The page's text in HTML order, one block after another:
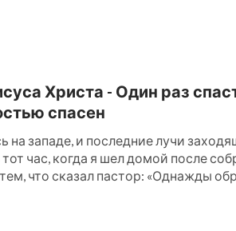
увидел семь золотых
поясом»(Откр. 1:12-13). «
как Сын Человеческий и
Овцы Мои слушаются
Христа - Один раз
спасен
на западе, и последние лучи
час, когда я шел домой после
что сказал пастор: «Однажды